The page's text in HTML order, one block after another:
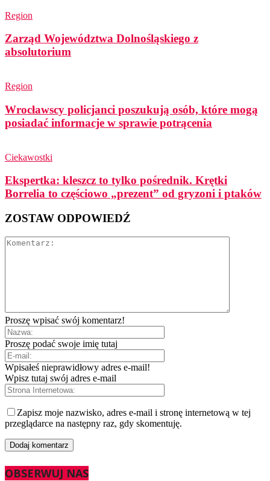
Region
Zarząd Województwa Dolnośląskiego z
absolutorium
Region
Wrocławscy policjanci poszukują osób, które mogą
posiadać informacje w sprawie potrącenia
Ciekawostki
Ekspertka: kleszcz to tylko pośrednik. Krętki
Borrelia to częściowo „prezent” od gryzoni i ptaków
ZOSTAW ODPOWIEDŹ
Proszę wpisać swój komentarz!
Proszę podać swoje imię tutaj
Wpisałeś nieprawidłowy adres e-mail!
Wpisz tutaj swój adres e-mail
Zapisz moje nazwisko, adres e-mail i stronę internetową w tej
przeglądarce na następny raz, gdy skomentuję.
OBSERWUJ NAS